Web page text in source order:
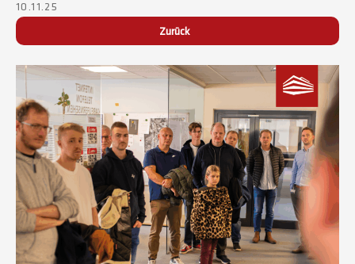
10.11.25
Zurück